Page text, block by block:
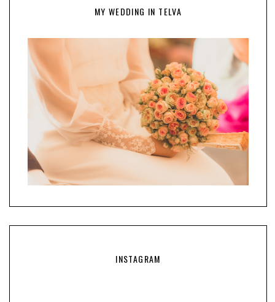
MY WEDDING IN TELVA
INSTAGRAM